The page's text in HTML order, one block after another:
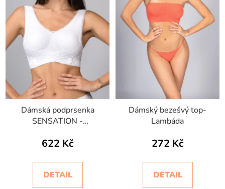
Dámská podprsenka
SENSATION -
SUPPORT
622 Kč
DETAIL
Dámský bezešvý top-
Lambáda
272 Kč
DETAIL